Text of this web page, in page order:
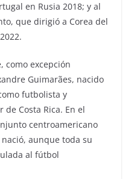
en Rusia 2018; y al
que dirigió a Corea del
como excepción
Guimarães, nacido
futbolista y
Costa Rica. En el
centroamericano
aunque toda su
al fútbol